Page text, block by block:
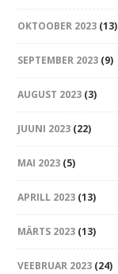
OKTOOBER 2023 (13)
SEPTEMBER 2023 (9)
AUGUST 2023 (3)
JUUNI 2023 (22)
MAI 2023 (5)
APRILL 2023 (13)
MÄRTS 2023 (13)
VEEBRUAR 2023 (24)